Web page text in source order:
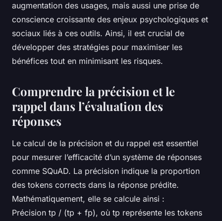
augmentation des usages, mais aussi une prise de
conscience croissante des enjeux psychologiques et
sociaux liés à ces outils. Ainsi, il est crucial de
développer des stratégies pour maximiser les
bénéfices tout en minimisant les risques.
Comprendre la précision et le
rappel dans l’évaluation des
réponses
Le calcul de la précision et du rappel est essentiel
pour mesurer l’efficacité d’un système de réponses
comme SQuAD. La précision indique la proportion
des tokens corrects dans la réponse prédite.
Mathématiquement, elle se calcule ainsi :
Précision tp / (tp + fp), où tp représente les tokens